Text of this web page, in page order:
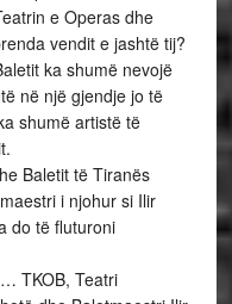
e Operas dhe
vendit e jashtë tij?
ka shumë nevojë
në një gjendje jo të
shumë artistë të
Baletit të Tiranës
i njohur si Ilir
do të fluturoni
TKOB, Teatri